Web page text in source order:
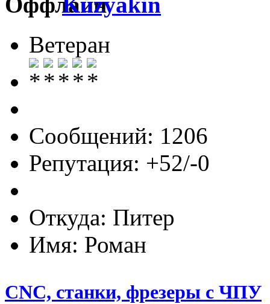
Ветеран
Сообщений: 1206
Репутация: +52/-0
Откуда: Питер
Имя: Роман
CNC, станки, фрезеры с ЧПУ